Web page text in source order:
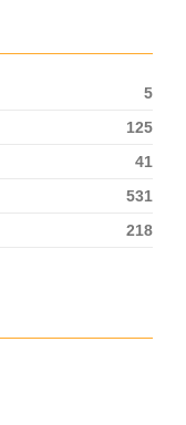
5
125
41
531
218